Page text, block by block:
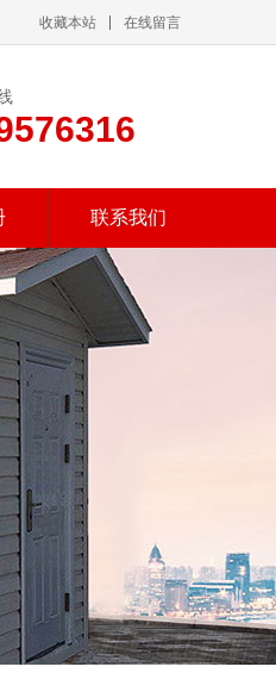
收藏本站 在线留言
联系我们